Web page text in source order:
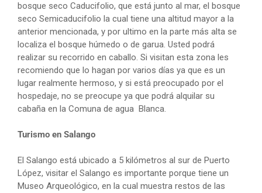
bosque seco Caducifolio, que está junto al mar, el bosque
seco Semicaducifolio la cual tiene una altitud mayor a la
anterior mencionada, y por ultimo en la parte más alta se
localiza el bosque húmedo o de garua. Usted podrá
realizar su recorrido en caballo. Si visitan esta zona les
recomiendo que lo hagan por varios días ya que es un
lugar realmente hermoso, y si está preocupado por el
hospedaje, no se preocupe ya que podrá alquilar su
cabaña en la Comuna de agua Blanca.
Turismo en Salango
El Salango está ubicado a 5 kilómetros al sur de Puerto
López, visitar el Salango es importante porque tiene un
Museo Arqueológico, en la cual muestra restos de las